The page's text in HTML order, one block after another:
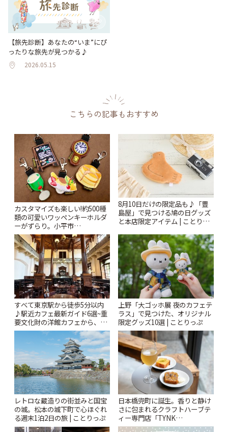
【旅先診断】あなたの“いま”にぴ
ったりな旅先が見つかる♪
2026.05.15
こちらの記事もおすすめ
カスタマイズも楽しい!約500種
類の可愛いワッペンキーホルダ
ーがずらり。小平市
「Kimamaya T&K」 | ことりっ
ぷ
8月10日だけの限定品も♪「豊
島屋」で見つける鳩の日グッズ
と本店限定アイテム | ことりっ
すべて東京駅から徒歩5分以内
♪駅近カフェ最新ガイド6選~重
要文化財の洋館カフェから、改
札すぐのレトロ喫茶まで~ | こと
上野「大ゴッホ展 夜のカフェテ
ラス」で見つけた、オリジナル
限定グッズ10選 | ことりっぷ
レトロな蔵造りの街並みと国宝
の城。松本の城下町で心ほぐれ
る週末1泊2日の旅 | ことりっぷ
日本橋兜町に誕生。香りと静け
さに包まれるクラフトハーブテ
ィー専門店「TYNK
Kabutocho」 | ことりっぷ